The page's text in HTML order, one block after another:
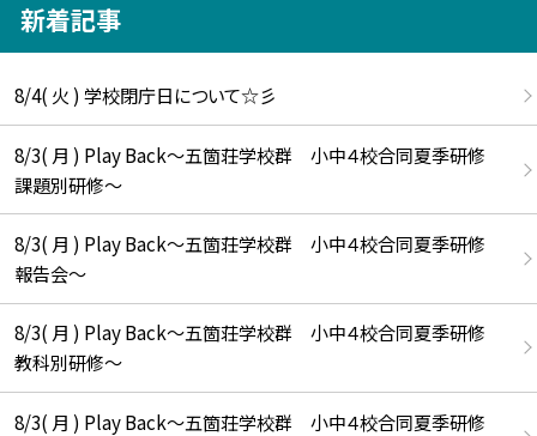
新着記事
8/4( 火 ) 学校閉庁日について☆彡
8/3( 月 ) Play Back～五箇荘学校群 小中４校合同夏季研修
課題別研修～
8/3( 月 ) Play Back～五箇荘学校群 小中４校合同夏季研修
報告会～
8/3( 月 ) Play Back～五箇荘学校群 小中４校合同夏季研修
教科別研修～
8/3( 月 ) Play Back～五箇荘学校群 小中４校合同夏季研修